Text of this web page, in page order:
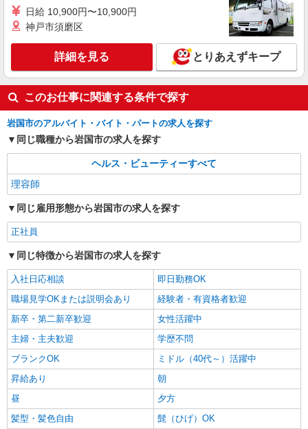
日給 10,900円〜10,900円
神戸市須磨区
詳細を見る とりあえずキープ
このお仕事に関連する条件で探す
岩国市のアルバイト・バイト・パートの求人を探す
同じ職種から岩国市の求人を探す
ヘルス・ビューティーすべて
理容師
同じ雇用形態から岩国市の求人を探す
正社員
同じ特徴から岩国市の求人を探す
入社日応相談
即日勤務OK
職場見学OKまたは説明会あり
経験者・有資格者歓迎
新卒・第二新卒歓迎
女性活躍中
主婦・主夫歓迎
学歴不問
ブランクOK
ミドル（40代～）活躍中
昇給あり
朝
昼
夕方
髪型・髪色自由
髭（ひげ）OK